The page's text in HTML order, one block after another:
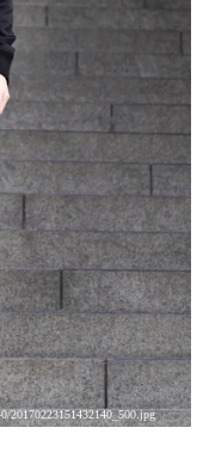
20170223151432140_500.jpg